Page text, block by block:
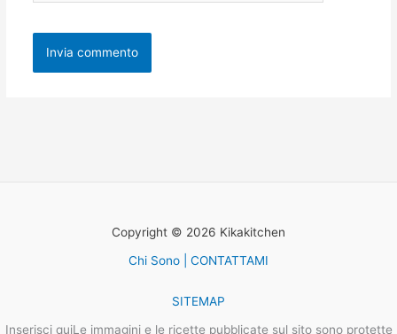
Copyright © 2026 Kikakitchen
Chi Sono | CONTATTAMI
SITEMAP
Inserisci quiLe immagini e le ricette pubblicate sul sito sono protette